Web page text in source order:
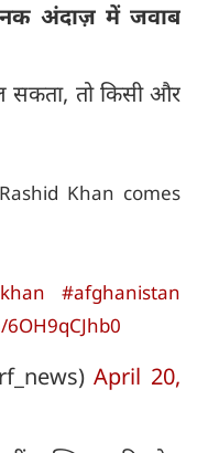
अंदाज़ में जवाब
तो किसी और
Khan comes
#afghanistan
April 20,